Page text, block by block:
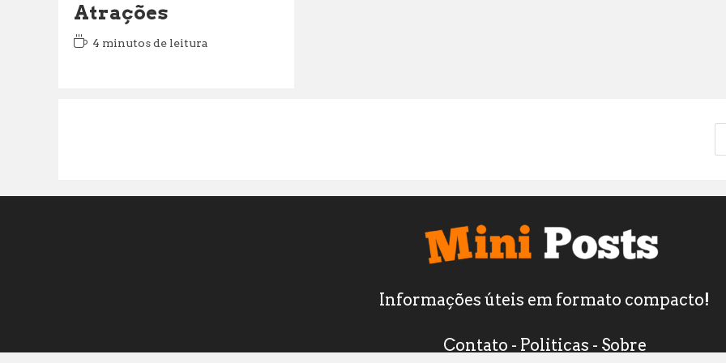
Atrações
Tempo4 minutos de leitura
Informações úteis em formato compacto!
Contato - Politicas - Sobre